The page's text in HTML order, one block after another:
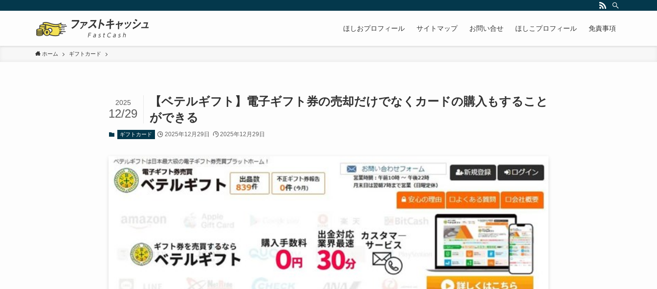
ほしおプロフィール サイトマップ お問い合せ ほしこプロフィール 免責事項
ホーム ギフトカード
【ベテルギフト】電子ギフト券の売却だけでなくカードの購入もすること
ができる
2025
12/29
ギフトカード 2025年12月29日 2025年12月29日